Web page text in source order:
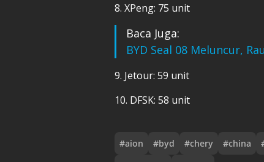
8. XPeng: 75 unit
Baca Juga:
BYD Seal 08 Meluncur,
9. Jetour: 59 unit
10. DFSK: 58 unit
#aion #byd #chery #china